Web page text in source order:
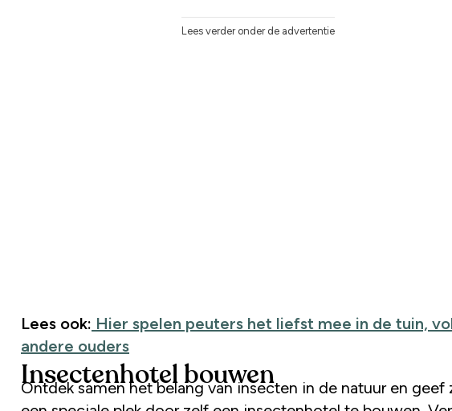
Lees verder onder de advertentie
Lees ook: Hier spelen peuters het liefst mee in de tuin,
andere ouders
Insectenhotel bouwen
Ontdek samen het belang van insecten in de natuur en geef